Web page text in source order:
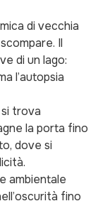
di vecchia
Il
di un lago:
l’autopsia
trova
la porta fino
dove si
ambientale
fino